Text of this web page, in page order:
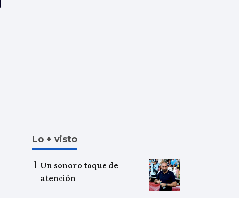
Lo + visto
Un sonoro toque de
atención